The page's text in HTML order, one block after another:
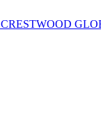
CRESTWOOD